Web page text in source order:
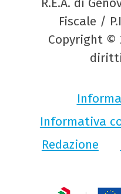
Fiscale /
Copyright ©
Informativa
Redazione